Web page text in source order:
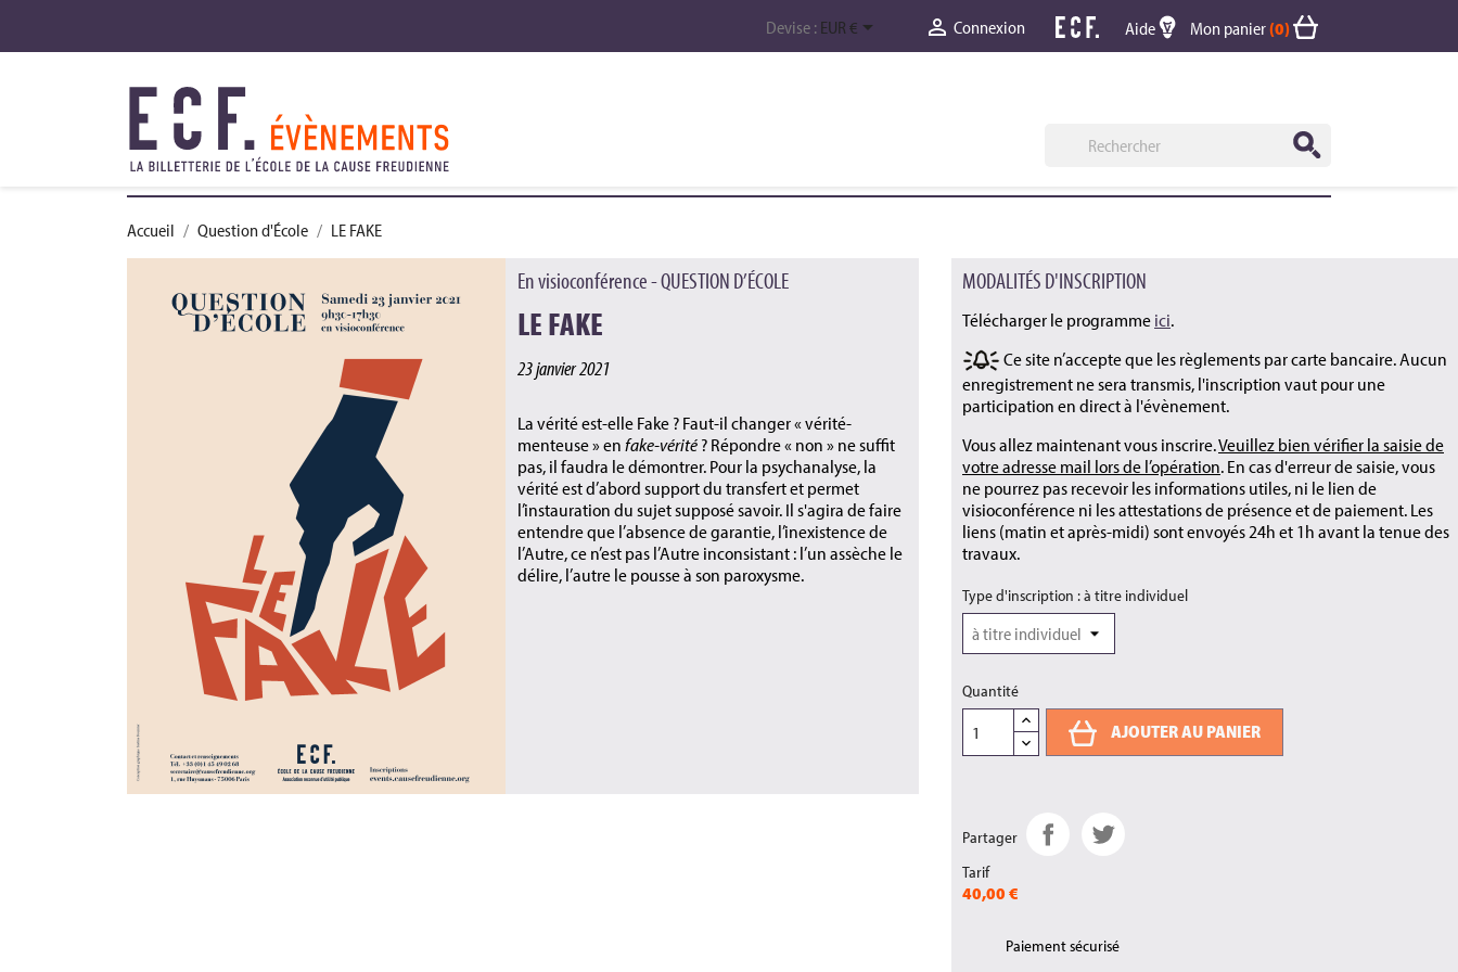
Devise : EUR €  Connexion Aide Mon panier(0)
Accueil Question d'École LE FAKE
En visioconférence - QUESTION D’ÉCOLE
LE FAKE
23 janvier 2021
La vérité est-elle Fake ? Faut-il changer « vérité-
menteuse » enfake-vérité? Répondre « non » ne suffit
pas, il faudra le démontrer. Pour la psychanalyse, la
vérité est d’abord support du transfert et permet
l’instauration du sujet supposé savoir. Il s'agira de faire
entendre que l’absence de garantie, l’inexistence de
l’Autre, ce n’est pas l’Autre inconsistant : l’un assèche le
délire, l’autre le pousse à son paroxysme.
MODALITÉS D'INSCRIPTION
Télécharger le programmeici.
Ce site n’accepte que les règlements par carte bancaire. Aucun
enregistrement ne sera transmis, l'inscription vaut pour une
participation en direct à l'évènement.
Vous allez maintenant vous inscrire.Veuillez bien vérifier la saisie de
votre adresse mail lors de l’opération. En cas d'erreur de saisie, vous
ne pourrez pas recevoir les informations utiles, ni le lien de
visioconférence ni les attestations de présence et de paiement. Les
liens (matin et après-midi) sont envoyés 24h et 1h avant la tenue des
travaux.
Type d'inscription : à titre individuel
Quantité
AJOUTER AU PANIER
Partager
Tarif
40,00 €
Paiement sécurisé